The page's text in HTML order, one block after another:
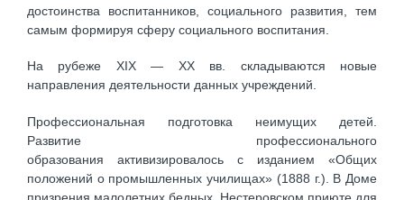
достоинства воспитанников, социального развития, тем
самым формируя сферу социального воспитания.
На рубеже XIX — XX вв. складываются новые
направления деятельности данных учреждений.
Профессиональная подготовка неимущих детей.
Развитие профессионального
образования активизировалось с изданием «Общих
положений о промышленных училищах» (1888 г.). В Доме
призрения малолетних бедных, Нестеровском приюте для